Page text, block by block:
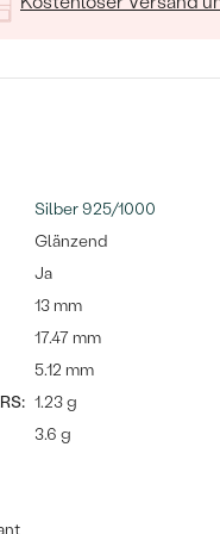
Silber 925/1000
Glänzend
Ja
13 mm
17.47 mm
5.12 mm
1.23 g
3.6 g